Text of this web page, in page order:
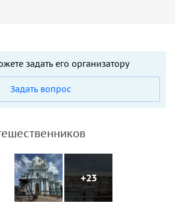
задать его организатору
Задать вопрос
+23